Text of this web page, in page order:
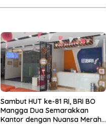
Sambut HUT ke-81 RI, BRI BO
Mangga Dua Semarakkan
Kantor dengan Nuansa Merah